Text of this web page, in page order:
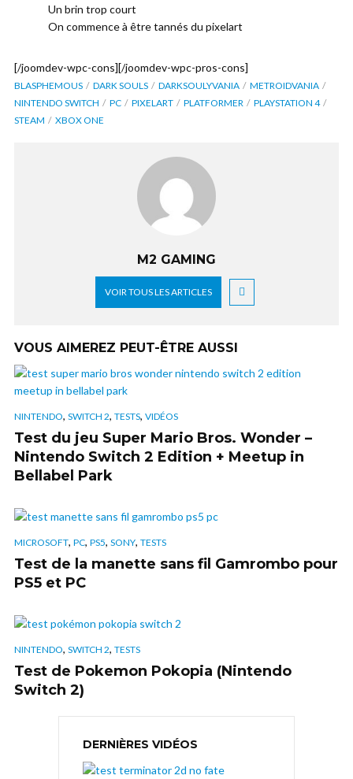
Un brin trop court
On commence à être tannés du pixelart
[/joomdev-wpc-cons][/joomdev-wpc-pros-cons]
BLASPHEMOUS DARK SOULS DARKSOULYVANIA
METROIDVANIA
NINTENDO SWITCH
PC PIXELART PLATFORMER
PLAYSTATION 4
STEAM
XBOX ONE
M2 GAMING
VOIR TOUS LES ARTICLES
VOUS AIMEREZ PEUT-ÊTRE AUSSI
NINTENDO, SWITCH 2, TESTS, VIDÉOS
Test du jeu Super Mario Bros. Wonder –
Nintendo Switch 2 Edition + Meetup in
Bellabel Park
MICROSOFT, PC, PS5, SONY, TESTS
Test de la manette sans fil Gamrombo pour
PS5 et PC
NINTENDO, SWITCH 2, TESTS
Test de Pokemon Pokopia (Nintendo
Switch 2)
DERNIÈRES VIDÉOS